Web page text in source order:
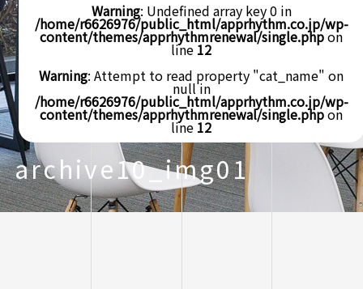
Warning: Undefined array key 0 in
/home/r6626976/public_html/apprhythm.co.jp/wp-
content/themes/apprhythmrenewal/single.phpon
line 12
Warning: Attempt to read property "cat_name" on
null in
/home/r6626976/public_html/apprhythm.co.jp/wp-
content/themes/apprhythmrenewal/single.phpon
line 12
archive10_img01